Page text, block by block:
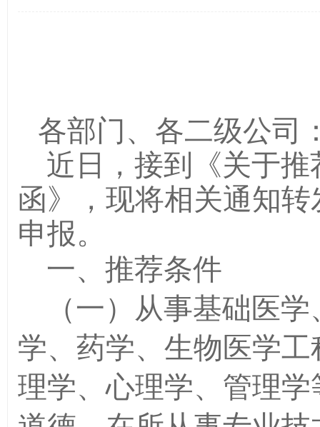
各部门、各二级公司
近日，接到《关于
函》，现将相关通知
申报。
一、推荐条件
（一）从事基础医
学、药学、生物医学
理学、心理学、管理